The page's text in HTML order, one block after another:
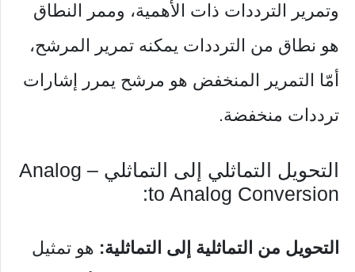
وتمرير الترددات ذات الأهمية، وممر النطاق
هو نطاق من الترددات يمكنه تمرير المرشح،
أمّا التمرير المنخفض هو مرشح يمرر إشارات
ترددات منخفضة.
التحويل التماثلي إلى التماثلي – Analog
to Analog Conversion:
التحويل من التماثلية إلى التماثلية: هو تمثيل